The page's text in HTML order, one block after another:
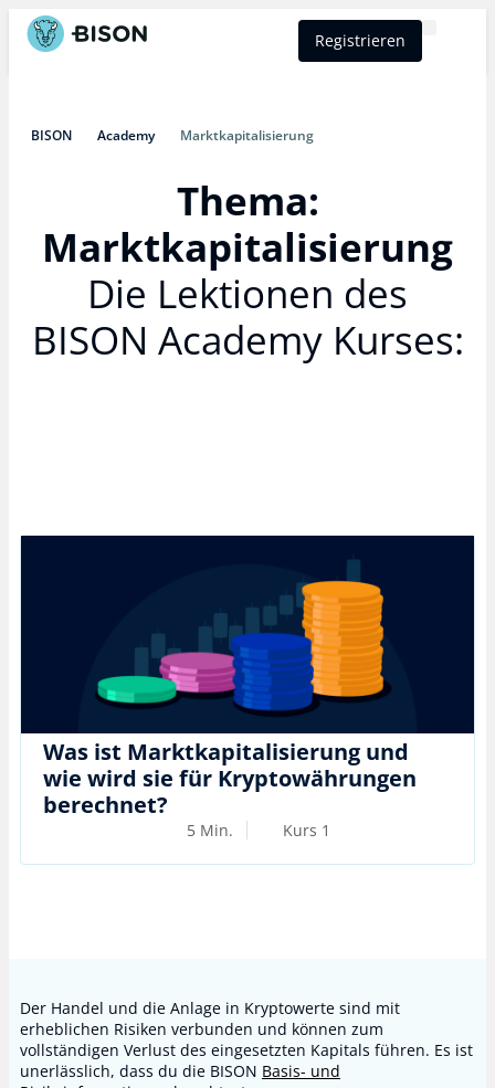
Registrieren
BISON Academy Marktkapitalisierung
Thema:
Marktkapitalisierung​
Die Lektionen des
BISON Academy Kurses:
Was ist Marktkapitalisierung und
wie wird sie für Kryptowährungen
berechnet?
5 Min. Kurs 1
Der Handel und die Anlage in Kryptowerte sind mit
erheblichen Risiken verbunden und können zum
vollständigen Verlust des eingesetzten Kapitals führen. Es ist
unerlässlich, dass du die BISON Basis- und